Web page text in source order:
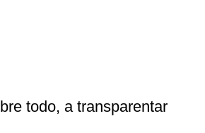
todo, a transparentar